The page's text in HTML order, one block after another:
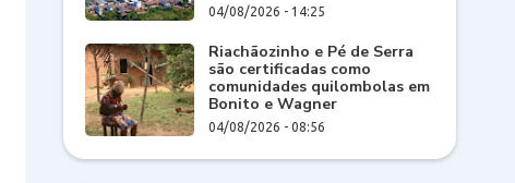
04/08/2026 - 14:25
Riachãozinho e Pé de Serra
são certificadas como
comunidades quilombolas em
Bonito e Wagner
04/08/2026 - 08:56